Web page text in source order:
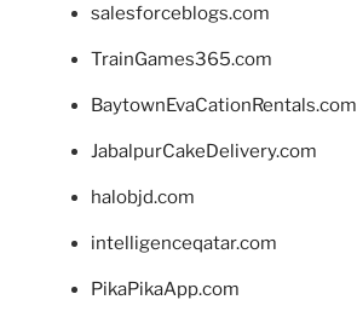
salesforceblogs.com
TrainGames365.com
BaytownEvaCationRentals.com
JabalpurCakeDelivery.com
halobjd.com
intelligenceqatar.com
PikaPikaApp.com